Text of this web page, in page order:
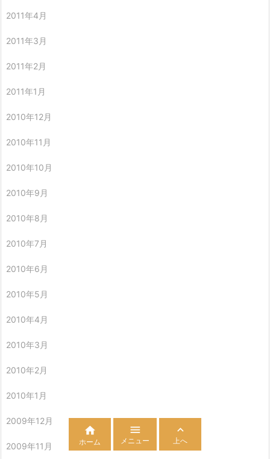
2011年4月
2011年3月
2011年2月
2011年1月
2010年12月
2010年11月
2010年10月
2010年9月
2010年8月
2010年7月
2010年6月
2010年5月
2010年4月
2010年3月
2010年2月
2010年1月
2009年12月
2009年11月

ホーム

メニュー

上へ